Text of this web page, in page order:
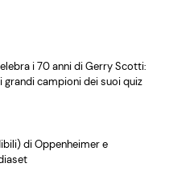
i 70 anni di Gerry Scotti:
grandi campioni dei suoi quiz
di Oppenheimer e